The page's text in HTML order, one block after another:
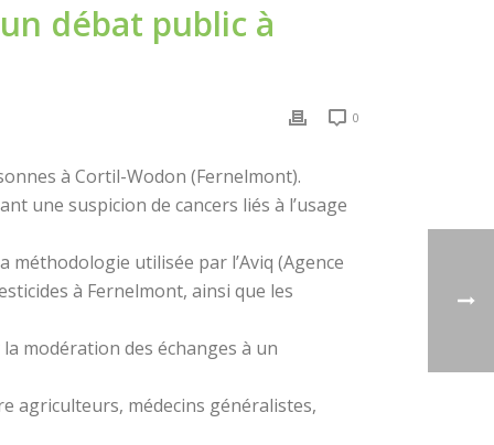
débat public à
0
à Cortil-Wodon (Fernelmont).
une suspicion de cancers liés à l’usage
utilisée par l’Aviq (Agence
à Fernelmont, ainsi que les
modération des échanges à un
agriculteurs, médecins généralistes,